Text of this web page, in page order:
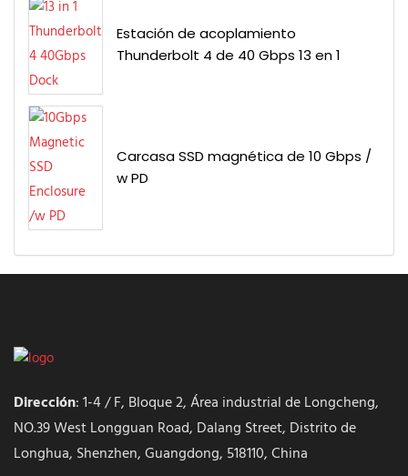
Estación de acoplamiento
Thunderbolt 4 de 40 Gbps 13 en 1
Carcasa SSD magnética de 10 Gbps /
w PD
Dirección: 1-4 / F, Bloque 2, Área industrial de Longcheng,
NO.39 West Longguan Road, Dalang Street, Distrito de
Longhua, Shenzhen, Guangdong, 518110, China